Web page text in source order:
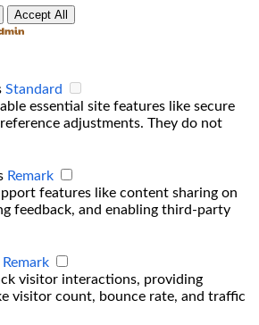
Accept All
Standard
essential site features like secure
adjustments. They do not
Remark
features like content sharing on
feedback, and enabling third-party
Remark
visitor interactions, providing
visitor count, bounce rate, and traffic